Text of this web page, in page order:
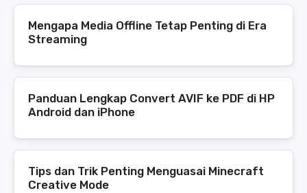
Mengapa Media Offline Tetap Penting di Era
Streaming
Panduan Lengkap Convert AVIF ke PDF di HP
Android dan iPhone
Tips dan Trik Penting Menguasai Minecraft
Creative Mode